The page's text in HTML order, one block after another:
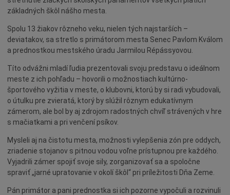
Oznamy
Mestský úrad
Projekty
Otázky a odpovede
Napísali o nás
Osobnosti
História
Ocenenia
Voľby
Šport
Naše školy
základných škôl nášho mesta.
Spolu 13 žiakov rôzneho veku, nielen tých najstarších –
deviatakov, sa stretlo s primátorom mesta Senec Pavlom Kválom
a prednostkou mestského úradu Jarmilou Répássyovou.
Títo odvážni mladí ľudia prezentovali svoju predstavu o ideálnom
meste z ich pohľadu – hovorili o možnostiach kultúrno-
športového vyžitia v meste, o klubovni, ktorú by si radi vybudovali,
o útulku pre zvieratá, ktorý by slúžil rôznym edukatívnym
zámerom, ale bol by aj zdrojom radostných chvíľ strávených v hre
s mačiatkami a pri venčení psíkov.
Mysleli aj na čistotu mesta, možnosti vylepšenia zón pre oddych,
zriadenie stojanov s pitnou vodou voľne prístupnou pre každého.
Vyjadrili zámer spojiť svoje sily, zorganizovať sa a spoločne
spraviť „jarné upratovanie v okolí škôl“ pri príležitosti Dňa Zeme.
Pán primátor a pani prednostka si ich pozorne vypočuli a rozvinuli